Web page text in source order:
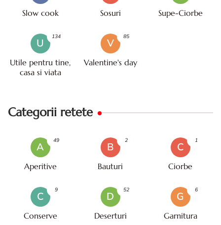
Slow cook Sosuri Supe-Ciorbe
U
Utile pentru tine,
casa si viata
134
V
Valentine's day
85
Categorii retete
A
Aperitive
49
B
Bauturi
2
C
Ciorbe
1
C
Conserve
9
D
Deserturi
52
G
Garnitura
6